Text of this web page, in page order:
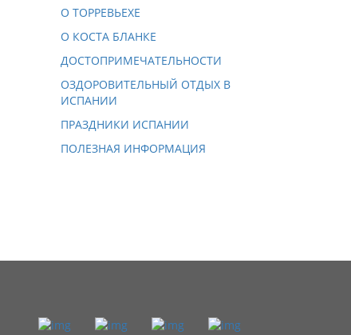
О ТОРРЕВЬЕХЕ
О КОСТА БЛАНКЕ
ДОСТОПРИМЕЧАТЕЛЬНОСТИ
ОЗДОРОВИТЕЛЬНЫЙ ОТДЫХ В
ИСПАНИИ
ПРАЗДНИКИ ИСПАНИИ
ПОЛЕЗНАЯ ИНФОРМАЦИЯ